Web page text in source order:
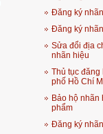
Đăng ký
Đăng ký
Sửa đổi địa
nhãn hiệu
Thủ tục đăng
phố Hồ Chí
Bảo hộ nhãn
phẩm
Đăng ký